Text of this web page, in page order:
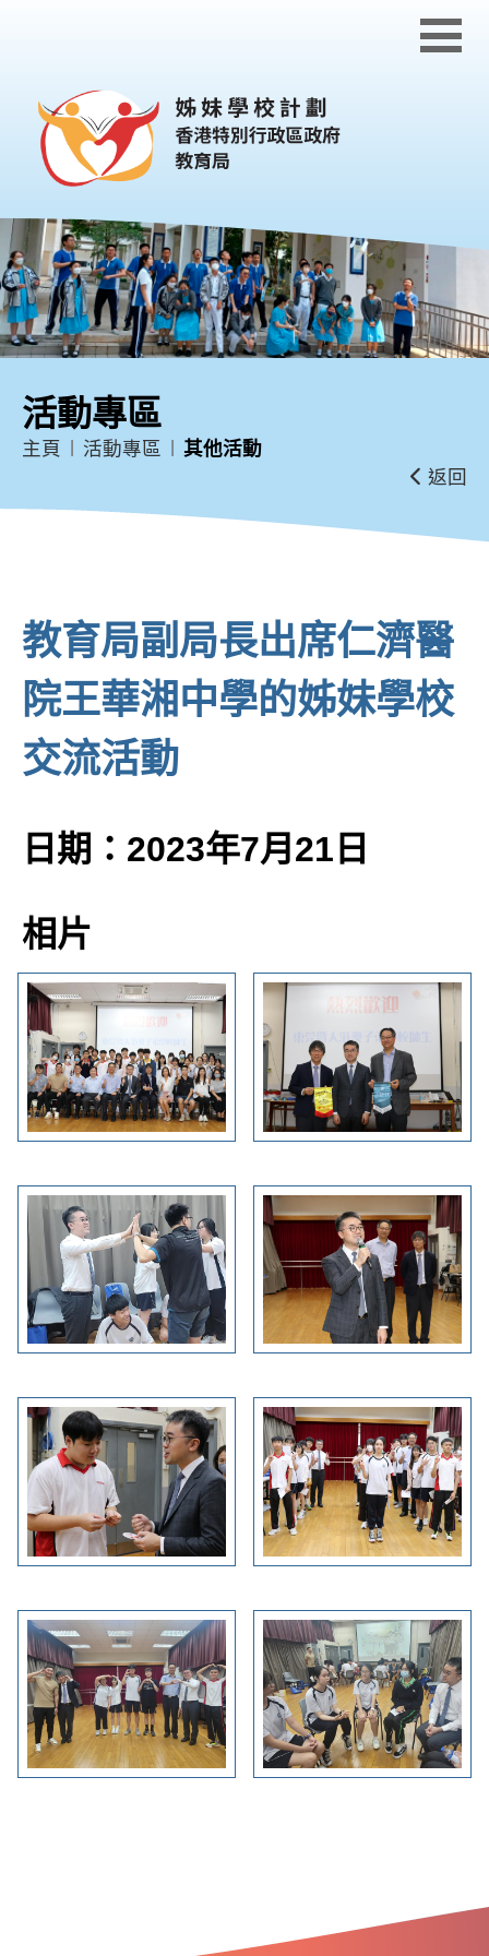
活動專區
主頁 活動專區
其他活動
返回
教育局副局長出席仁濟醫
院王華湘中學的姊妹學校
交流活動
日期：2023年7月21日
相片